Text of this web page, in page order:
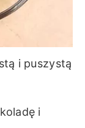
i puszystą
i